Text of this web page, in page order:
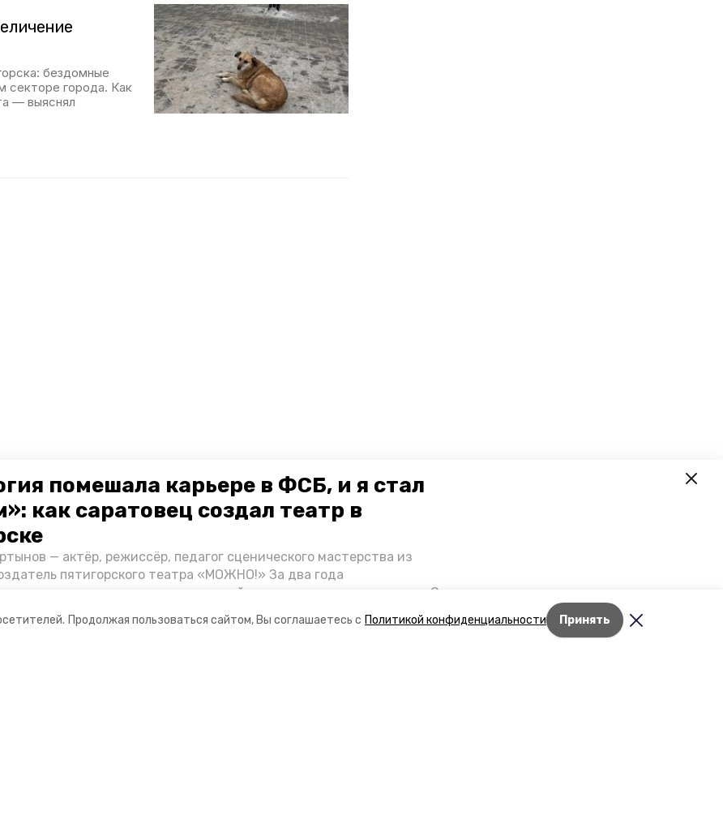
Продолжая пользоваться сайтом, Вы соглашаетесь с Политикой конфиденциальности Принять
помешала карьере в ФСБ, и я стал
как саратовец создал театр в
— актёр, режиссёр, педагог сценического мастерства из
пятигорского театра «МОЖНО!» За два года
театр выпустил восемь спектаклей, впереди — новые премьеры. О
«Портала Пятигорска».
бездомные
секторе города. Как
— выяснял